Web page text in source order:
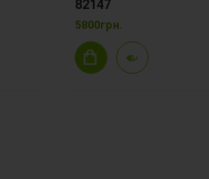
82147
5800грн.